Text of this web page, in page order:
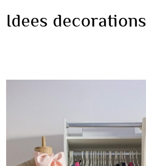
Idees decorations